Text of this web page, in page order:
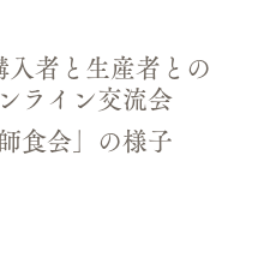
入者と生産者との
ライン交流会
師食会」の様子